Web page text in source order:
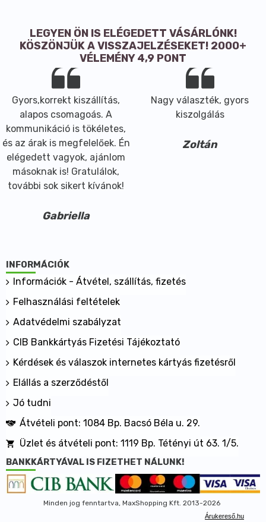
LEGYEN ÖN IS ELÉGEDETT VÁSÁRLÓNK!
KÖSZÖNJÜK A VISSZAJELZÉSEKET! 2000+
VÉLEMÉNY 4,9 PONT
Gyors,korrekt kiszállítás,
alapos csomagoás. A
kommunikáció is tökéletes,
és az árak is megfelelőek. Én
elégedett vagyok, ajánlom
másoknak is! Gratulálok,
további sok sikert kívánok!
Gabriella
Nagy választék, gyors
kiszolgálás
Zoltán
INFORMÁCIÓK
Információk - Átvétel, szállítás, fizetés
Felhasználási feltételek
Adatvédelmi szabályzat
CIB Bankkártyás Fizetési Tájékoztató
Kérdések és válaszok internetes kártyás fizetésről
Elállás a szerződéstől
Jó tudni
Átvételi pont: 1084 Bp. Bacsó Béla u. 29.
Üzlet és átvételi pont: 1119 Bp. Tétényi út 63. 1/5.
BANKKÁRTYÁVAL IS FIZETHET NÁLUNK!
Minden jog fenntartva, MaxShopping Kft. 2013-2026
Árukereső.hu